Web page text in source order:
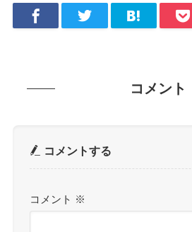
コメント
コメントする
コメント ※